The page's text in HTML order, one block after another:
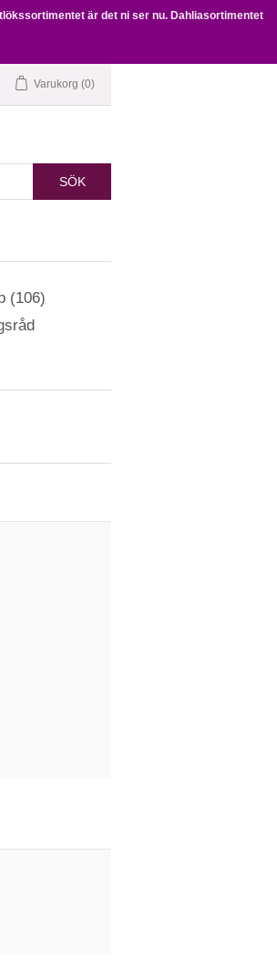
är det ni ser nu. Dahliasortimentet
Varukorg (0)
SÖK
(106)